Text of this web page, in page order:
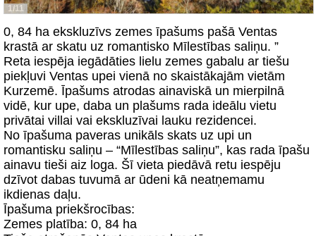
1/11
0, 84 ha ekskluzīvs zemes īpašums pašā Ventas
krastā ar skatu uz romantisko Mīlestības saliņu. ”
Reta iespēja iegādāties lielu zemes gabalu ar tiešu
piekļuvi Ventas upei vienā no skaistākajām vietām
Kurzemē. Īpašums atrodas ainaviskā un mierpilnā
vidē, kur upe, daba un plašums rada ideālu vietu
privātai villai vai ekskluzīvai lauku rezidencei.
No īpašuma paveras unikāls skats uz upi un
romantisku saliņu – “Mīlestības saliņu”, kas rada īpašu
ainavu tieši aiz loga. Šī vieta piedāvā retu iespēju
dzīvot dabas tuvumā ar ūdeni kā neatņemamu
ikdienas daļu.
Īpašuma priekšrocības:
Zemes platība: 0, 84 ha